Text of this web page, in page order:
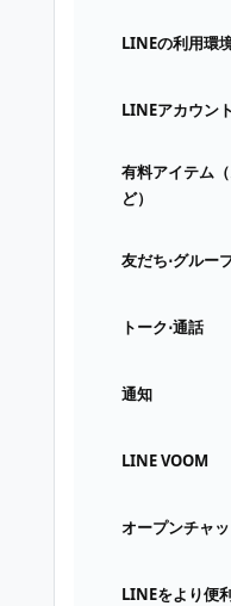
LINEの利用環
LINEアカウン
有料アイテム
ど）
友だち⋅グルー
トーク⋅通話
通知
LINE VOOM
オープンチャ
LINEをより便